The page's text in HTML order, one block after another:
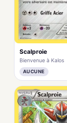
Scalproie
Bienvenue à Kalos
AUCUNE